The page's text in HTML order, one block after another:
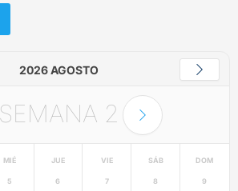
2026 AGOSTO
SEMANA 2
MIÉ
5
JUE
6
VIE
7
SÁB
8
DOM
9